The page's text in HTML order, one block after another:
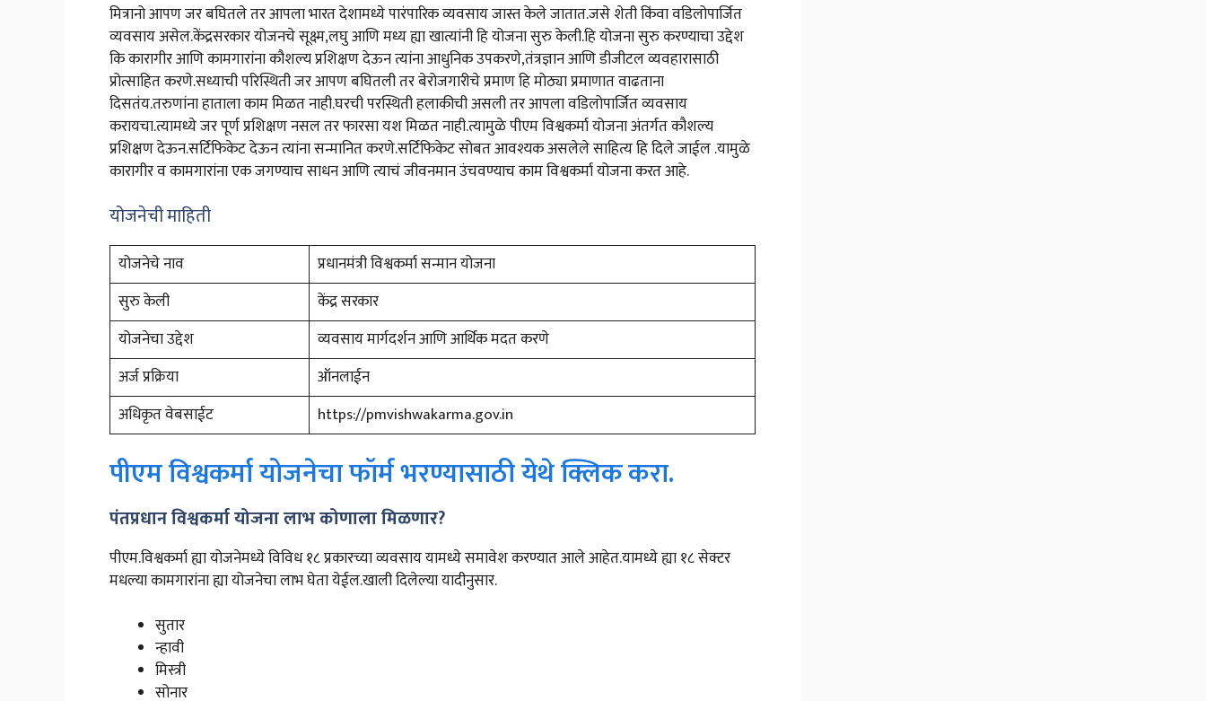
मित्रानो आपण जर बघितले तर आपला भारत देशामध्ये पारंपारिक व्यवसाय जास्त केले जातात.जसे शेती किंवा वडिलोपार्जित
व्यवसाय असेल.केंद्रसरकार योजनचे सूक्ष्म,लघु आणि मध्य ह्या खात्यांनी हि योजना सुरु केली.हि योजना सुरु करण्याचा उद्देश
कि कारागीर आणि कामगारांना कौशल्य प्रशिक्षण देऊन त्यांना आधुनिक उपकरणे,तंत्रज्ञान आणि डीजीटल व्यवहारासाठी
प्रोत्साहित करणे.सध्याची परिस्थिती जर आपण बघितली तर बेरोजगारीचे प्रमाण हि मोठ्या प्रमाणात वाढताना
दिसतंय.तरुणांना हाताला काम मिळत नाही.घरची परस्थिती हलाकीची असली तर आपला वडिलोपार्जित व्यवसाय
करायचा.त्यामध्ये जर पूर्ण प्रशिक्षण नसल तर फारसा यश मिळत नाही.त्यामुळे पीएम विश्वकर्मा योजना अंतर्गत कौशल्य
प्रशिक्षण देऊन.सर्टिफिकेट देऊन त्यांना सन्मानित करणे.सर्टिफिकेट सोबत आवश्यक असलेले साहित्य हि दिले जाईल .यामुळे
कारागीर व कामगारांना एक जगण्याच साधन आणि त्याचं जीवनमान उंचवण्याच काम विश्वकर्मा योजना करत आहे.
योजनेची माहिती
योजनेचे नाव
प्रधानमंत्री विश्वकर्मा सन्मान योजना
सुरु केली
केंद्र सरकार
योजनेचा उद्देश
व्यवसाय मार्गदर्शन आणि आर्थिक मदत करणे
अर्ज प्रक्रिया
ऑनलाईन
अधिकृत वेबसाईट
https://pmvishwakarma.gov.in
पीएम विश्वकर्मा योजनेचा फॉर्म भरण्यासाठी येथे क्लिक करा.
पंतप्रधान विश्वकर्मा योजना लाभ कोणाला मिळणार?
पीएम.विश्वकर्मा ह्या योजनेमध्ये विविध १८ प्रकारच्या व्यवसाय यामध्ये समावेश करण्यात आले आहेत.यामध्ये ह्या १८ सेक्टर
मधल्या कामगारांना ह्या योजनेचा लाभ घेता येईल.खाली दिलेल्या यादीनुसार.
सुतार
न्हावी
मिस्त्री
सोनार